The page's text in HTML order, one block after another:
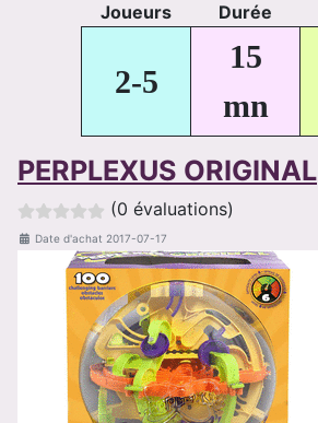
Joueurs Durée
2-5
15
mn
PERPLEXUS ORIGINAL
(0 évaluations)
Date d'achat 2017-07-17